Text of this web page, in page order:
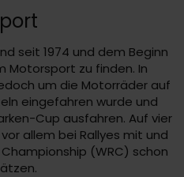
seit 1974 und dem Beginn
Motorsport zu finden. In
um die Motorräder auf
eingefahren wurde und
Cup ausfahren. Auf vier
allem bei Rallyes mit und
(WRC) schon